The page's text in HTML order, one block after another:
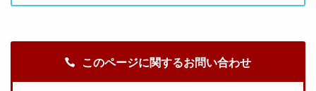
このページに関するお問い合わせ